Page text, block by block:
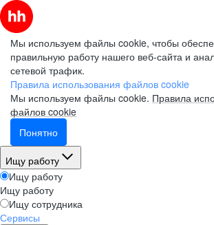
Мы используем файлы cookie, чтобы
правильную работу нашего веб-сайта и
сетевой трафик.
Правила использования файлов cookie
Мы используем файлы cookie. Правила
файлов cookie
Понятно
Ищу работу
Ищу работу
Ищу работу
Ищу сотрудника
Сервисы